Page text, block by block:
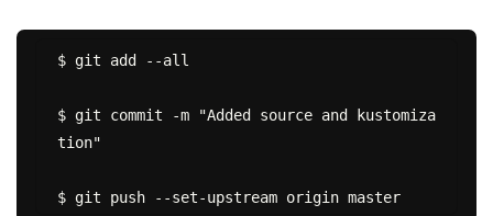
$ git add --all
$ git commit -m "Added source and kustomiza
tion"
$ git push --set-upstream origin master